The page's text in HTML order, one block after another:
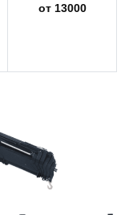
от 13000